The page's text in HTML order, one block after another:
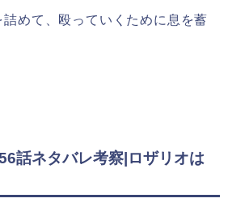
めて、殴っていくために息を蓄
話ネタバレ考察|ロザリオは